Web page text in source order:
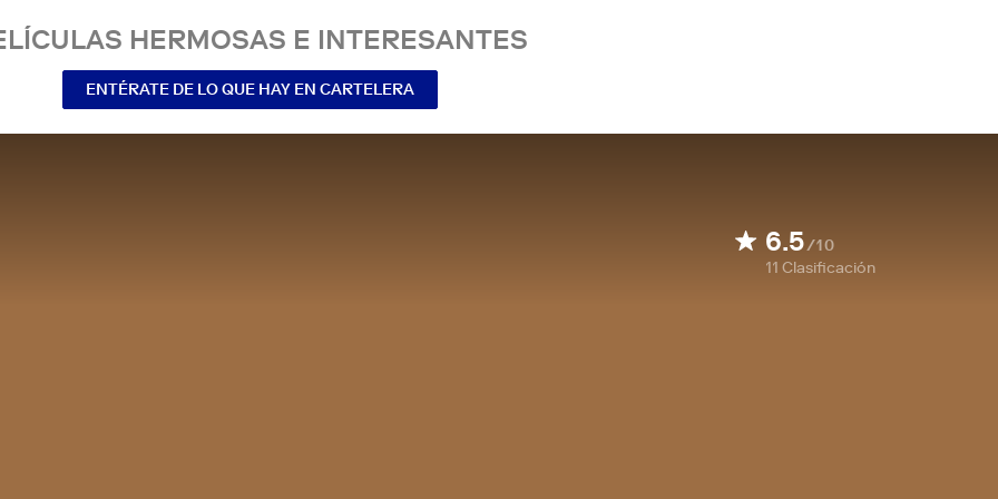
HERMOSAS E INTERESANTES
ENTÉRATE DE LO QUE HAY EN CARTELERA
6.5/10
11 Clasificación